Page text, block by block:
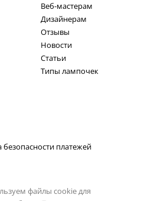
Веб-мастерам
Дизайнерам
Отзывы
Новости
Статьи
Типы лампочек
безопасности платежей
файлы cookie для